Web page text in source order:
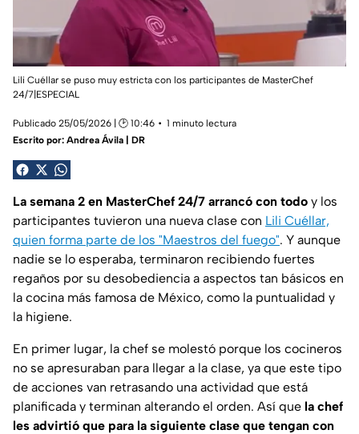
Lili Cuéllar se puso muy estricta con los participantes de MasterChef
24/7|ESPECIAL
Publicado 25/05/2026 | 🕑 10:46
1 minuto lectura
Escrito por: Andrea Ávila | DR
La semana 2 en MasterChef 24/7 arrancó con todo y los
participantes tuvieron una nueva clase con Lili Cuéllar,
quien forma parte de los "Maestros del fuego". Y aunque
nadie se lo esperaba, terminaron recibiendo fuertes
regaños por su desobediencia a aspectos tan básicos en
la cocina más famosa de México, como la puntualidad y
la higiene.
En primer lugar, la chef se molestó porque los cocineros
no se apresuraban para llegar a la clase, ya que este tipo
de acciones van retrasando una actividad que está
planificada y terminan alterando el orden. Así que la chef
les advirtió que para la siguiente clase que tengan con